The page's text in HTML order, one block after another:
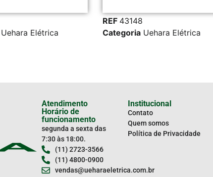
Uehara Elétrica
REF 43148
Categoria Uehara Elétrica
Atendimento
Horário de
funcionamento
segunda a sexta das
7:30 às 18:00.
(11) 2723-3566
(11) 4800-0900
vendas@ueharaeletrica.com.br
Institucional
Contato
Quem somos
Política de Privacidade